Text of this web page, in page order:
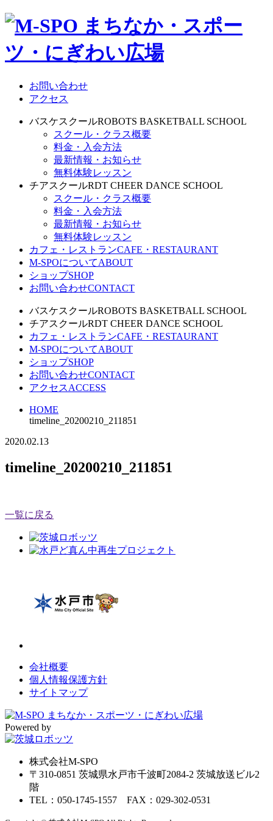
お問い合わせ
アクセス
バスケスクールROBOTS BASKETBALL SCHOOL
スクール・クラス概要
料金・入会方法
最新情報・お知らせ
無料体験レッスン
チアスクールRDT CHEER DANCE SCHOOL
スクール・クラス概要
料金・入会方法
最新情報・お知らせ
無料体験レッスン
カフェ・レストランCAFE・RESTAURANT
M-SPOについてABOUT
ショップSHOP
お問い合わせCONTACT
バスケスクールROBOTS BASKETBALL SCHOOL
チアスクールRDT CHEER DANCE SCHOOL
カフェ・レストランCAFE・RESTAURANT
M-SPOについてABOUT
ショップSHOP
お問い合わせCONTACT
アクセスACCESS
HOME
timeline_20200210_211851
2020.02.13
timeline_20200210_211851
一覧に戻る
会社概要
個人情報保護方針
サイトマップ
Powered by
株式会社M-SPO
〒310-0851 茨城県水戸市千波町2084-2 茨城放送ビル2
階
TEL：050-1745-1557 FAX：029-302-0531